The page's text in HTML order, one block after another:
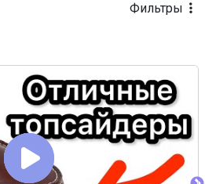
Фильтры